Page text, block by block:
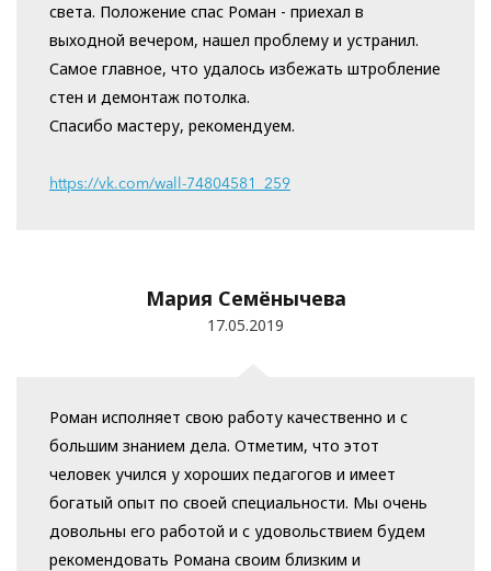
света. Положение спас Роман - приехал в
выходной вечером, нашел проблему и устранил.
Самое главное, что удалось избежать штробление
стен и демонтаж потолка.
Спасибо мастеру, рекомендуем.
https://vk.com/wall-74804581_259
Мария Семёнычева
17.05.2019
Роман исполняет свою работу качественно и с
большим знанием дела. Отметим, что этот
человек учился у хороших педагогов и имеет
богатый опыт по своей специальности. Мы очень
довольны его работой и с удовольствием будем
рекомендовать Романа своим близким и